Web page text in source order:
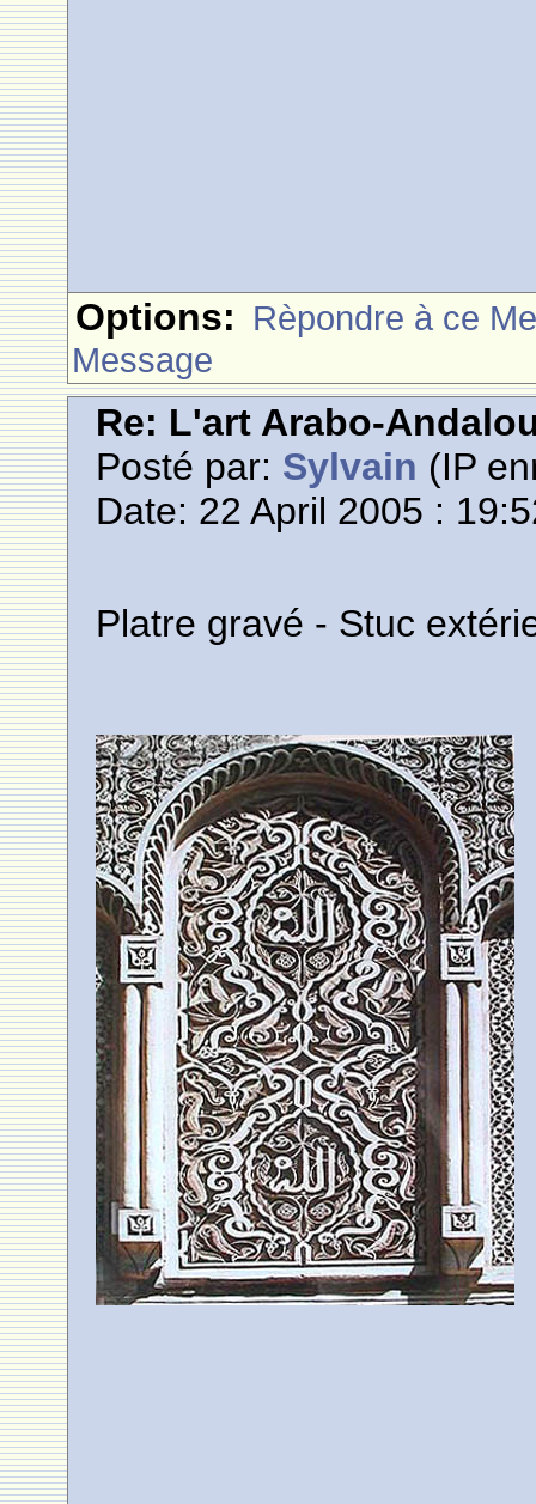
Options: Rèpondre à ce
Message
Re: L'art Arabo-
Posté par: Sylvain (IP
Date: 22 April 2005 :
Platre gravé - Stuc